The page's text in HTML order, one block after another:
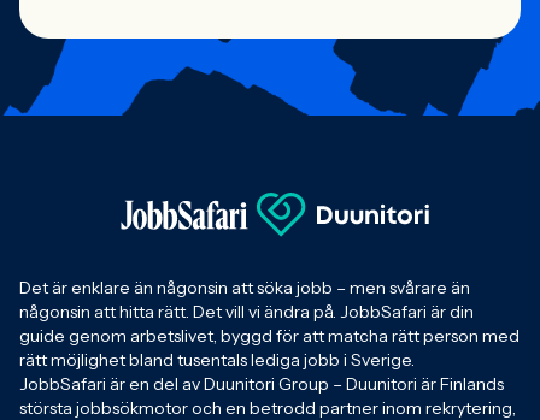
Det är enklare än någonsin att söka jobb – men svårare än
någonsin att hitta rätt. Det vill vi ändra på. JobbSafari är din
guide genom arbetslivet, byggd för att matcha rätt person med
rätt möjlighet bland tusentals lediga jobb i Sverige.
JobbSafari är en del av Duunitori Group – Duunitori är Finlands
största jobbsökmotor och en betrodd partner inom rekrytering,